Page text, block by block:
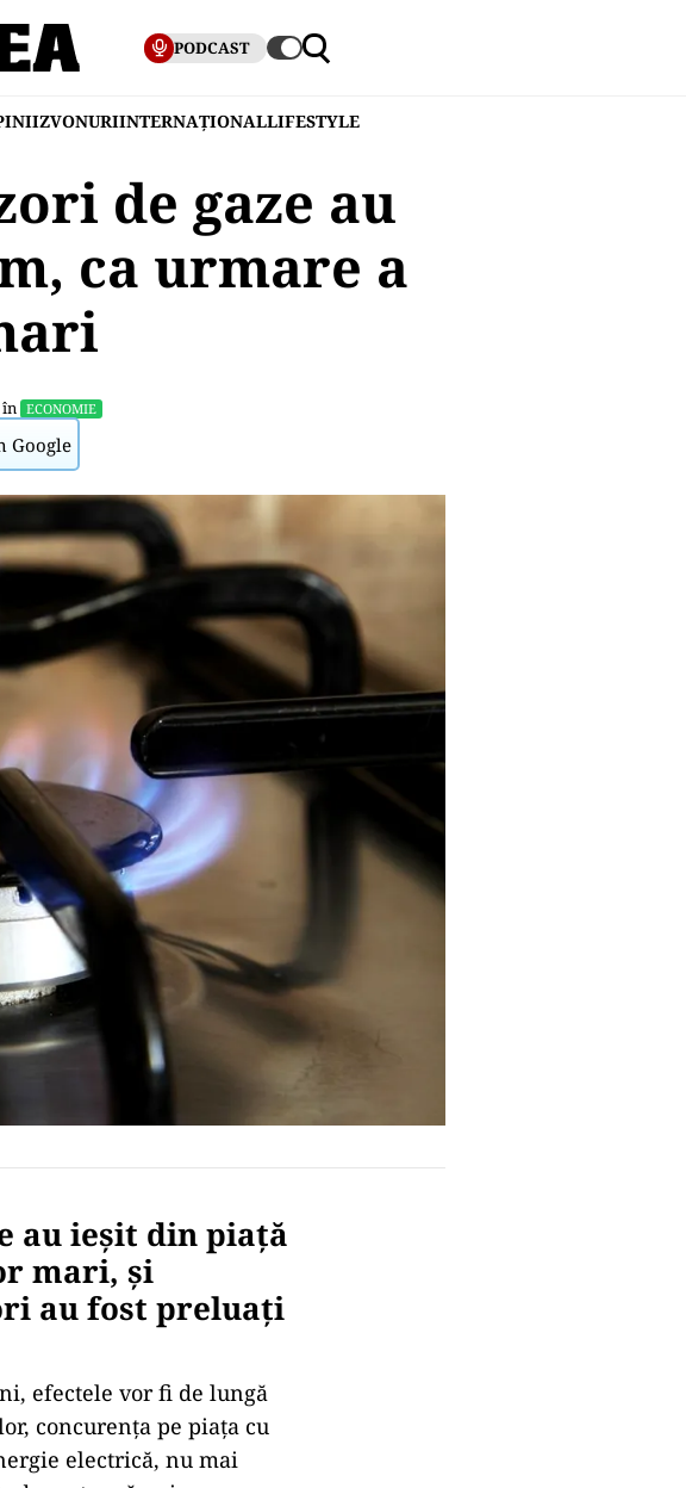
PODCAST
ZVONURIINTERNAȚIONALLIFESTYLE
de gaze au
ca urmare a
în ECONOMIE
Google
au ieşit din piaţă
mari, şi
au fost preluaţi
efectele vor fi de lungă
concurenţa pe piaţa cu
electrică, nu mai